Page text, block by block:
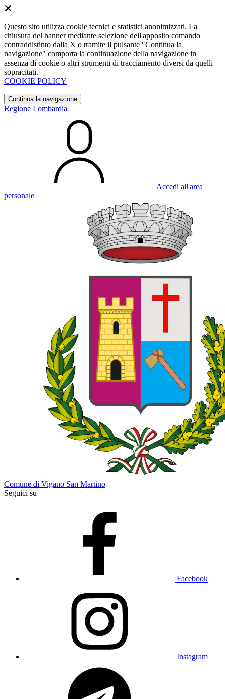
Questo sito utilizza cookie tecnici e statistici anonimizzati. La
chiusura del banner mediante selezione dell'apposito comando
contraddistinto dalla X o tramite il pulsante "Continua la
navigazione" comporta la continuazione della navigazione in
assenza di cookie o altri strumenti di tracciamento diversi da quelli
sopracitati.
COOKIE POLICY
Continua la navigazione
Regione Lombardia
Accedi all'area
personale
Comune di Vigano San Martino
Seguici su
Facebook
Instagram